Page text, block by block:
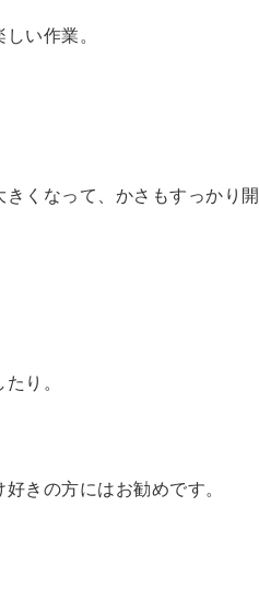
い作業。
くなって、かさもすっかり開
り。
きの方にはお勧めです。